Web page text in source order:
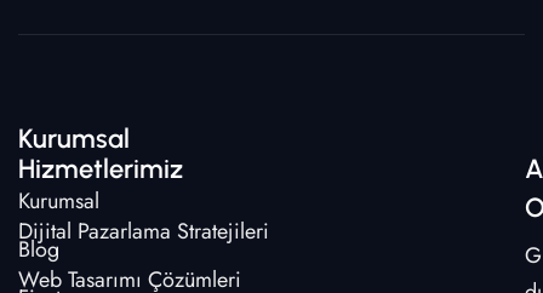
Kurumsal
Kurumsal
Blog
Hizmetlerimiz
Dijital Pazarlama Stratejileri
Web Tasarımı Çözümleri